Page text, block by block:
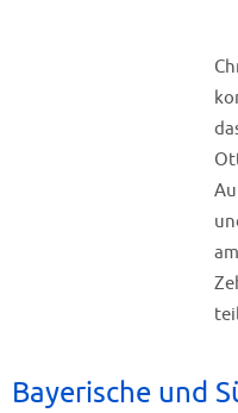
Bayerische und